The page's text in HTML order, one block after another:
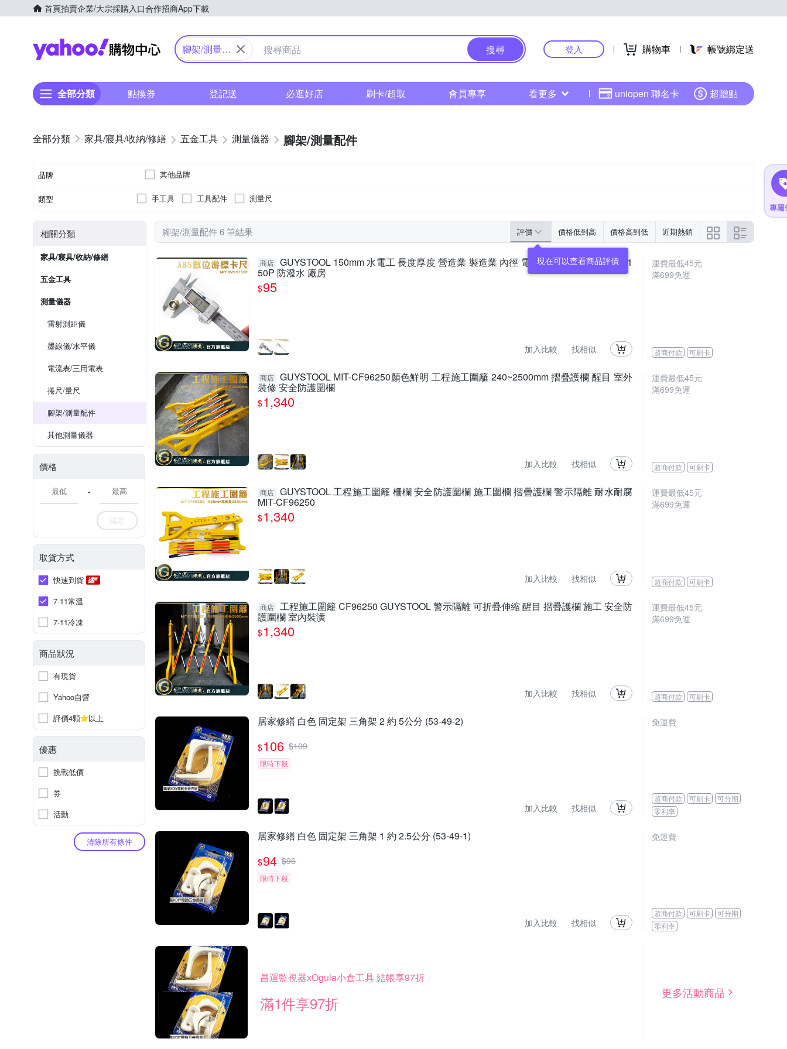
首頁拍賣企業/大宗採購入口合作招商App下載
Yahoo購物中心
腳架/測量配
搜尋 登入 購物車 帳號綁定送
全部分類 點換券 登記送 必逛好店 刷卡/超取 會員專享 看更多 uniopen 聯名卡 超贈點
家具/寢具/收納/修繕 五金工具 測量儀器 腳架/測量配件
品牌 其他品牌
類型 手工具 工具配件 測量尺
相關分類
家具/寢具/收納/修繕
五金工具
測量儀器
雷射測距儀
墨線儀/水平儀
電流表/三用電表
捲尺/量尺
腳架/測量配件
其他測量儀器
價格
-
確定
取貨方式
快速到貨
7-11常溫
7-11冷凍
商品狀況
有現貨
Yahoo自營
評價4顆
以上
優惠
挑戰低價
券
活動
清除所有條件
腳架/測量配件 6 筆結果 評價 價格低到高 價格高到低 近期熱銷
現在可以查看商品評價
商店 GUYSTOOL 150mm 水電工 長度厚度 營造業 製造業 內徑 電子數顯卡尺 MIT-DVC-S1
50P 防潑水 廠房
$95
加入比較 找相似
運費最低45元
滿699免運
超商付款 可刷卡
商店 GUYSTOOL MIT-CF96250顏色鮮明 工程施工圍籬 240~2500mm 摺疊護欄 醒目 室外
裝修 安全防護圍欄
$1,340
加入比較 找相似
運費最低45元
滿699免運
超商付款 可刷卡
商店 GUYSTOOL 工程施工圍籬 柵欄 安全防護圍欄 施工圍欄 摺疊護欄 警示隔離 耐水耐腐
MIT-CF96250
$1,340
加入比較 找相似
運費最低45元
滿699免運
超商付款 可刷卡
商店 工程施工圍籬 CF96250 GUYSTOOL 警示隔離 可折疊伸縮 醒目 摺疊護欄 施工 安全防
護圍欄 室內裝潢
$1,340
加入比較 找相似
運費最低45元
滿699免運
超商付款 可刷卡
居家修繕 白色 固定架 三角架 2 約 5公分 (53-49-2)
$106 $109
限時下殺
加入比較 找相似
免運費
超商付款 可刷卡
可分期
零利率
居家修繕 白色 固定架 三角架 1 約 2.5公分 (53-49-1)
$94 $96
限時下殺
加入比較 找相似
免運費
超商付款 可刷卡
可分期
零利率
昌運監視器xOgula小倉工具 結帳享97折
滿1件享97折
更多活動商品